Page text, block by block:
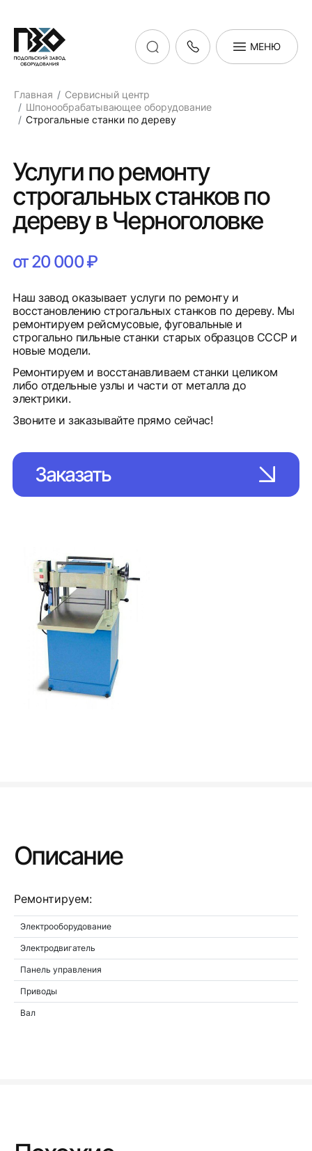
МЕНЮ
Главная
Сервисный центр
Шпонообрабатывающее оборудование
Строгальные станки по дереву
Услуги по ремонту
строгальных станков по
дереву в Черноголовке
от 20 000 ₽
Наш завод оказывает услуги по ремонту и
восстановлению строгальных станков по дереву. Мы
ремонтируем рейсмусовые, фуговальные и
строгально пильные станки старых образцов СССР и
новые модели.
Ремонтируем и восстанавливаем станки целиком
либо отдельные узлы и части от металла до
электрики.
Звоните и заказывайте прямо сейчас!
Заказать
Описание
Ремонтируем:
Электрооборудование
Электродвигатель
Панель управления
Приводы
Вал